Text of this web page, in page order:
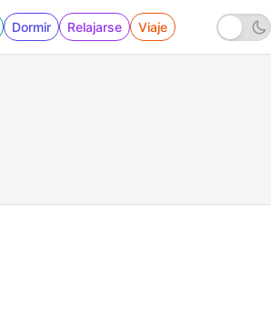
Dormir Relajarse Viaje